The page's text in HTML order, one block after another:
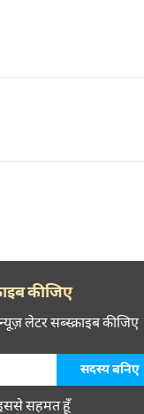
कीजिए
लेटर सब्स्क्राइब कीजिए
सहमत हूँ